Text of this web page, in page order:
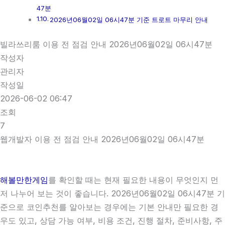
47분
2026년06월02일 06시47분 기준 트로트 마무리 안내
빌라쓰리룸 이용 전 점검 안내 2026년06월02일 06시47분
작성자
관리자
작성일
2026-06-02 06:47
조회
7
웹개발자 이용 전 점검 안내 2026년06월02일 06시47분
해볼만한게임를 확인할 때는 현재 필요한 내용이 무엇인지 먼
저 나누어 보는 것이 좋습니다. 2026년06월02일 06시47분 기
준으로 코인추천를 알아보는 경우에는 기본 안내만 필요한 경
우도 있고, 상담 가능 여부, 비용 조건, 진행 절차, 준비사항, 주